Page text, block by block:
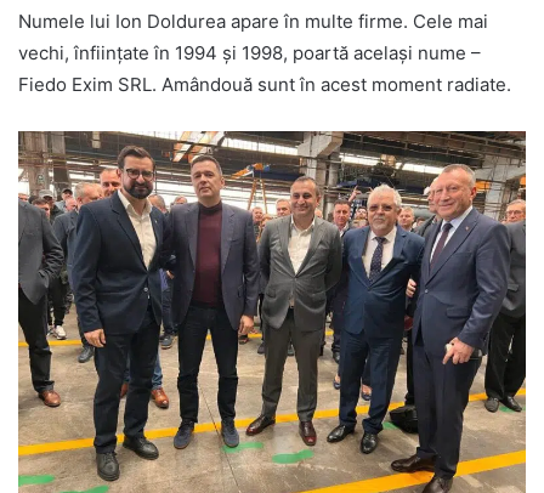
Numele lui Ion Doldurea apare în multe firme. Cele mai
vechi, înființate în 1994 și 1998, poartă același nume –
Fiedo Exim SRL. Amândouă sunt în acest moment radiate.